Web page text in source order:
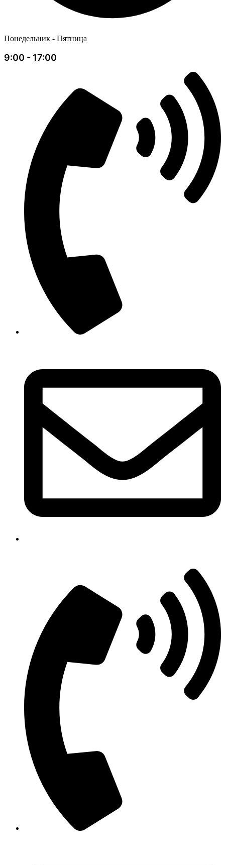
Понедельник - Пятница
9:00 - 17:00